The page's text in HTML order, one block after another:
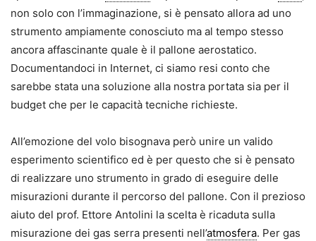
non solo con l’immaginazione, si è pensato allora ad uno
strumento ampiamente conosciuto ma al tempo stesso
ancora affascinante quale è il pallone aerostatico.
Documentandoci in Internet, ci siamo resi conto che
sarebbe stata una soluzione alla nostra portata sia per il
budget che per le capacità tecniche richieste.
All’emozione del volo bisognava però unire un valido
esperimento scientifico ed è per questo che si è pensato
di realizzare uno strumento in grado di eseguire delle
misurazioni durante il percorso del pallone. Con il prezioso
aiuto del prof. Ettore Antolini la scelta è ricaduta sulla
misurazione dei gas serra presenti nell’atmosfera. Per gas